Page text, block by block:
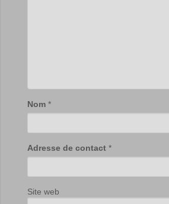
Nom *
Adresse de contact *
Site web